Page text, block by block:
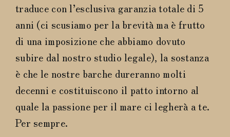
traduce con l’esclusiva garanzia totale di 5
anni (ci scusiamo per la brevità ma è frutto
di una imposizione che abbiamo dovuto
subire dal nostro studio legale), la sostanza
è che le nostre barche dureranno molti
decenni e costituiscono il patto intorno al
quale la passione per il mare ci legherà a te.
Per sempre.